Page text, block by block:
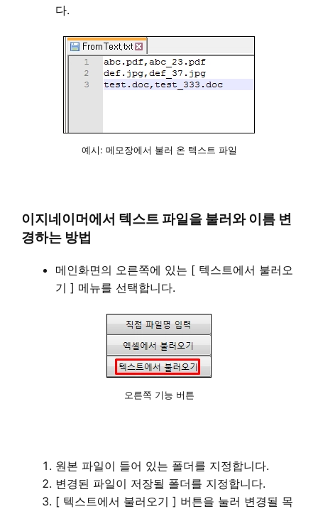
다.
예시: 메모장에서 불러 온 텍스트 파일
이지네이머에서 텍스트 파일을 불러와 이름 변
경하는 방법
메인화면의 오른쪽에 있는 [ 텍스트에서 불러오
기 ] 메뉴를 선택합니다.
오른쪽 기능 버튼
원본 파일이 들어 있는 폴더를 지정합니다.
변경된 파일이 저장될 폴더를 지정합니다.
[ 텍스트에서 불러오기 ] 버튼을 눌러 변경될 목